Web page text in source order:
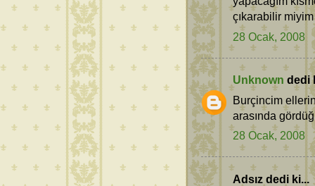
çıkarabilir
28 Ocak, 2008
Unknown dedi
Burçincim
arasında
28 Ocak, 2008
Adsız dedi ki...